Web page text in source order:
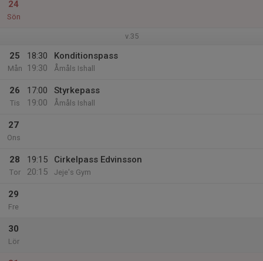
24
Sön
v.35
25
Mån
18:30
19:30
Konditionspass
Åmåls Ishall
26
Tis
17:00
19:00
Styrkepass
Åmåls Ishall
27
Ons
28
Tor
19:15
20:15
Cirkelpass Edvinsson
Jeje's Gym
29
Fre
30
Lör